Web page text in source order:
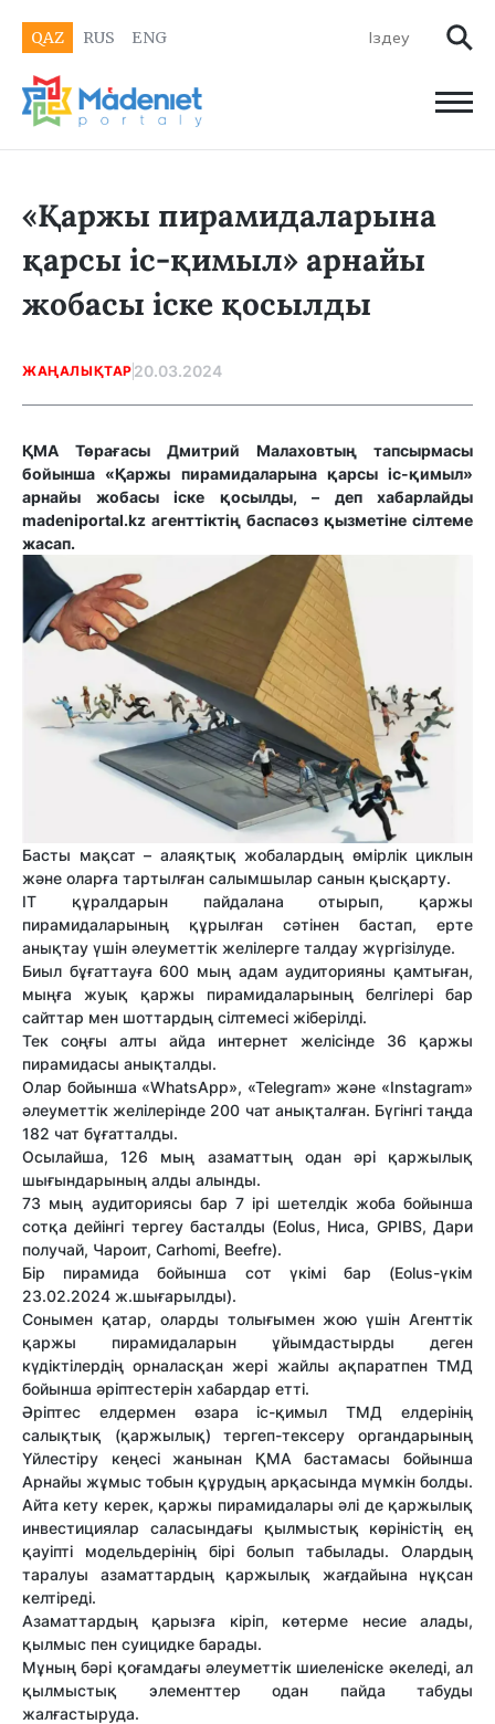
QAZ RUS ENG
«Қаржы пирамидаларына
қарсы іс-қимыл» арнайы
жобасы іске қосылды
ЖАҢАЛЫҚТАР 20.03.2024
ҚМА Төрағасы Дмитрий Малаховтың тапсырмасы
бойынша «Қаржы пирамидаларына қарсы іс-қимыл»
арнайы жобасы іске қосылды, – деп хабарлайды
madeniportal.kz агенттіктің баспасөз қызметіне сілтеме
жасап.
Басты мақсат – алаяқтық жобалардың өмірлік циклын
және оларға тартылған салымшылар санын қысқарту.
IT құралдарын пайдалана отырып, қаржы
пирамидаларының құрылған сәтінен бастап, ерте
анықтау үшін әлеуметтік желілерге талдау жүргізілуде.
Биыл бұғаттауға 600 мың адам аудиторияны қамтыған,
мыңға жуық қаржы пирамидаларының белгілері бар
сайттар мен шоттардың сілтемесі жіберілді.
Тек соңғы алты айда интернет желісінде 36 қаржы
пирамидасы анықталды.
Олар бойынша «WhatsApp», «Telegram» және «Instagram»
әлеуметтік желілерінде 200 чат анықталған. Бүгінгі таңда
182 чат бұғатталды.
Осылайша, 126 мың азаматтың одан әрі қаржылық
шығындарының алды алынды.
73 мың аудиториясы бар 7 ірі шетелдік жоба бойынша
сотқа дейінгі тергеу басталды (Eolus, Ниса, GPIBS, Дари
получай, Чароит, Carhomi, Beefre).
Бір пирамида бойынша сот үкімі бар (Eolus-үкім
23.02.2024 ж.шығарылды).
Сонымен қатар, оларды толығымен жою үшін Агенттік
қаржы пирамидаларын ұйымдастырды деген
күдіктілердің орналасқан жері жайлы ақпаратпен ТМД
бойынша әріптестерін хабардар етті.
Әріптес елдермен өзара іс-қимыл ТМД елдерінің
салықтық (қаржылық) тергеп-тексеру органдарының
Үйлестіру кеңесі жанынан ҚМА бастамасы бойынша
Арнайы жұмыс тобын құрудың арқасында мүмкін болды.
Айта кету керек, қаржы пирамидалары әлі де қаржылық
инвестициялар саласындағы қылмыстық көріністің ең
қауіпті модельдерінің бірі болып табылады. Олардың
таралуы азаматтардың қаржылық жағдайына нұқсан
келтіреді.
Азаматтардың қарызға кіріп, көтерме несие алады,
қылмыс пен суицидке барады.
Мұның бәрі қоғамдағы әлеуметтік шиеленіске әкеледі, ал
қылмыстық элементтер одан пайда табуды
жалғастыруда.